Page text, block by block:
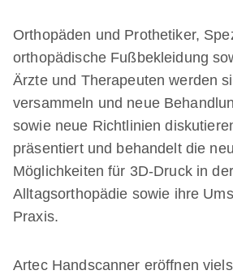
Orthopäden und Prothetiker,
orthopädische Fußbekleidung
Ärzte und Therapeuten werden
versammeln und neue
sowie neue Richtlinien
präsentiert und behandelt die
Möglichkeiten für 3D-Druck in der
Alltagsorthopädie sowie ihre
Praxis.
Artec Handscanner eröffnen